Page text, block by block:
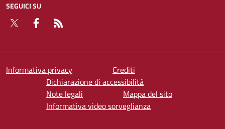
SEGUICI SU
Twitter Facebook
Informativa privacy
Crediti
Dichiarazione di accessibilità
Note legali
Mappa del sito
Informativa video sorveglianza